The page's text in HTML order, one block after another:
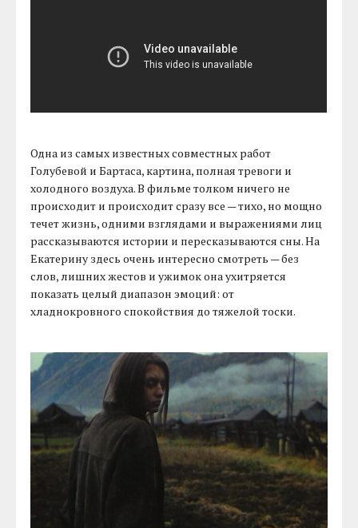
Одна из самых известных совместных работ
Голубевой и Бартаса, картина, полная тревоги и
холодного воздуха. В фильме толком ничего не
происходит и происходит сразу все — тихо, но мощно
течет жизнь, одними взглядами и выражениями лиц
рассказываются истории и пересказываются сны. На
Екатерину здесь очень интересно смотреть — без
слов, лишних жестов и ужимок она ухитряется
показать целый диапазон эмоций: от
хладнокровного спокойствия до тяжелой тоски.